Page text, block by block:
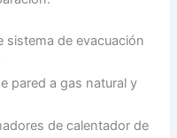
sistema de evacuación
pared a gas natural y
de calentador de